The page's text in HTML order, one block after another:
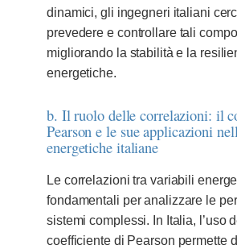
dinamici, gli ingegneri italiani
prevedere e controllare tali
migliorando la stabilità e la
energetiche.
b. Il ruolo delle correlazioni: il
Pearson e le sue applicazioni
energetiche italiane
Le correlazioni tra variabili
fondamentali per analizzare le
sistemi complessi. In Italia, l’uso
coefficiente di Pearson permette